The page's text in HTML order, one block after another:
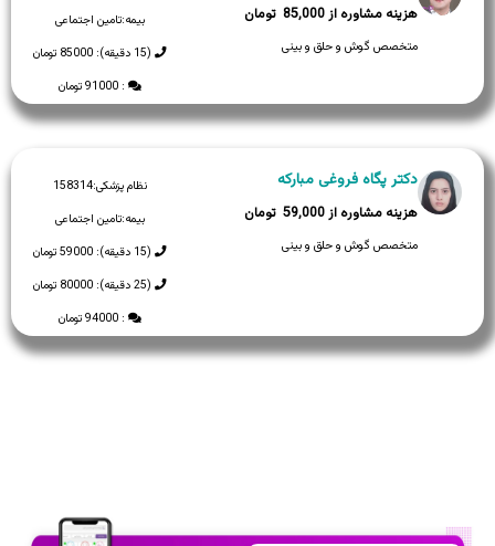
بیمه:تامین اجتماعی
(15 دقیقه): 85000 تومان
: 91000 تومان
85,000
متخصص گوش و حلق و بینی
نظام پزشکی:158314
بیمه:تامین اجتماعی
(15 دقیقه): 59000 تومان
(25 دقیقه): 80000 تومان
: 94000 تومان
دکتر پگاه فروغی مبارکه
59,000
متخصص گوش و حلق و بینی